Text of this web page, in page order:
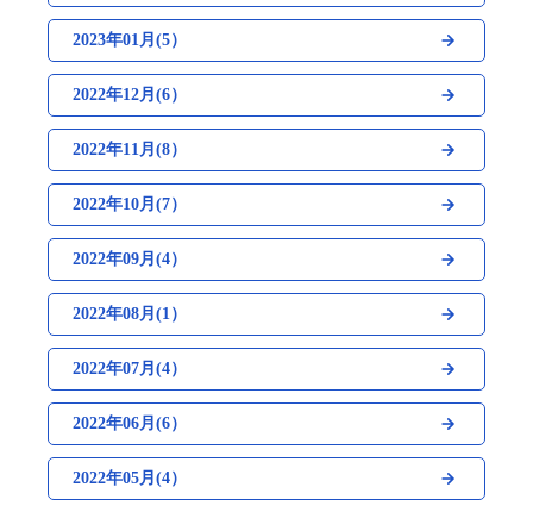
2023年01月(5）
2022年12月(6）
2022年11月(8）
2022年10月(7）
2022年09月(4）
2022年08月(1）
2022年07月(4）
2022年06月(6）
2022年05月(4）